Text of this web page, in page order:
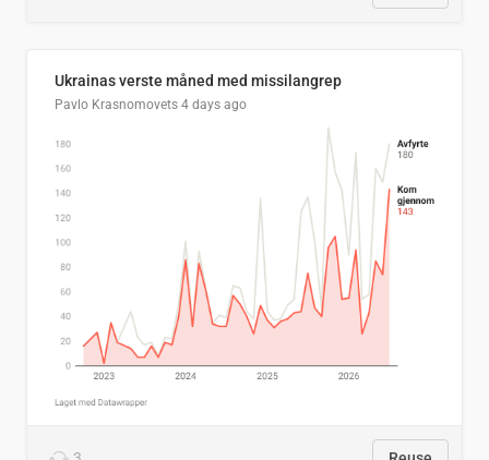
Ukrainas verste måned med missilangrep
Pavlo Krasnomovets 4 days ago